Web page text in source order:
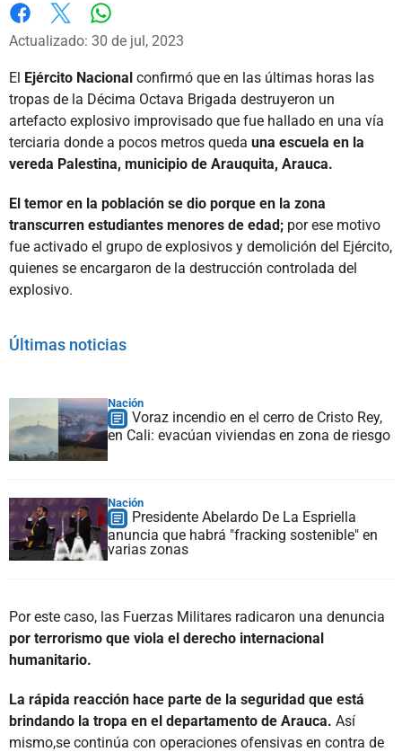
Facebook
X
Actualizado: 30 de jul, 2023
El Ejército Nacional confirmó que en las últimas horas las
tropas de la Décima Octava Brigada destruyeron un
artefacto explosivo improvisado que fue hallado en una vía
terciaria donde a pocos metros queda una escuela en la
vereda Palestina, municipio de Arauquita, Arauca.
El temor en la población se dio porque en la zona
transcurren estudiantes menores de edad; por ese motivo
fue activado el grupo de explosivos y demolición del Ejército,
quienes se encargaron de la destrucción controlada del
explosivo.
Últimas noticias
Nación
Voraz incendio en el cerro de Cristo Rey,
en Cali: evacúan viviendas en zona de riesgo
Nación
Presidente Abelardo De La Espriella
anuncia que habrá "fracking sostenible" en
varias zonas
Por este caso, las Fuerzas Militares radicaron una denuncia
por terrorismo que viola el derecho internacional
humanitario.
La rápida reacción hace parte de la seguridad que está
brindando la tropa en el departamento de Arauca. Así
mismo,se continúa con operaciones ofensivas en contra de